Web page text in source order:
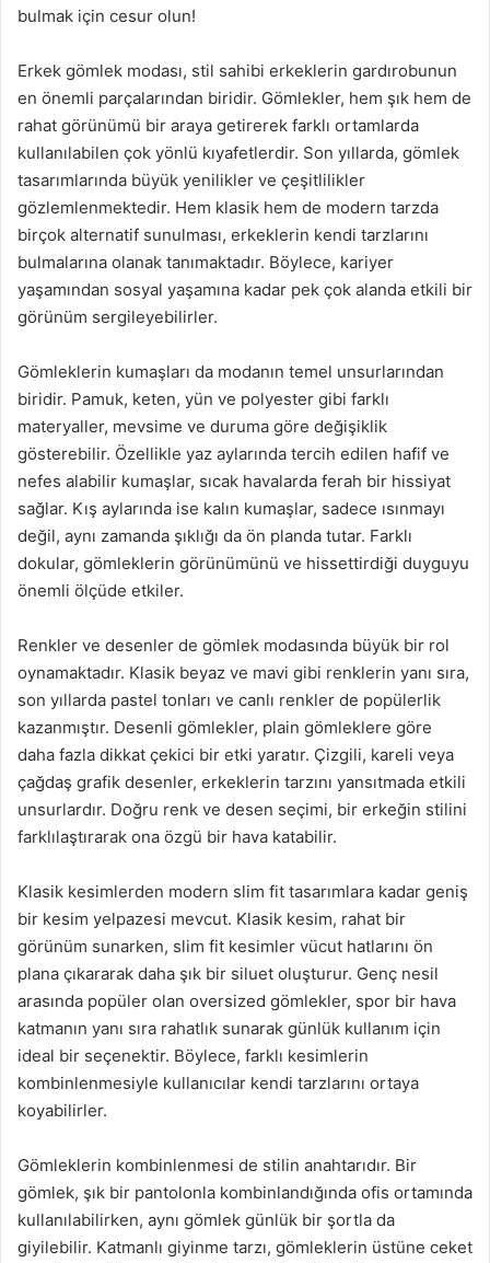
bulmak için cesur olun!
Erkek gömlek modası, stil sahibi erkeklerin gardırobunun
en önemli parçalarından biridir. Gömlekler, hem şık hem de
rahat görünümü bir araya getirerek farklı ortamlarda
kullanılabilen çok yönlü kıyafetlerdir. Son yıllarda, gömlek
tasarımlarında büyük yenilikler ve çeşitlilikler
gözlemlenmektedir. Hem klasik hem de modern tarzda
birçok alternatif sunulması, erkeklerin kendi tarzlarını
bulmalarına olanak tanımaktadır. Böylece, kariyer
yaşamından sosyal yaşamına kadar pek çok alanda etkili bir
görünüm sergileyebilirler.
Gömleklerin kumaşları da modanın temel unsurlarından
biridir. Pamuk, keten, yün ve polyester gibi farklı
materyaller, mevsime ve duruma göre değişiklik
gösterebilir. Özellikle yaz aylarında tercih edilen hafif ve
nefes alabilir kumaşlar, sıcak havalarda ferah bir hissiyat
sağlar. Kış aylarında ise kalın kumaşlar, sadece ısınmayı
değil, aynı zamanda şıklığı da ön planda tutar. Farklı
dokular, gömleklerin görünümünü ve hissettirdiği duyguyu
önemli ölçüde etkiler.
Renkler ve desenler de gömlek modasında büyük bir rol
oynamaktadır. Klasik beyaz ve mavi gibi renklerin yanı sıra,
son yıllarda pastel tonları ve canlı renkler de popülerlik
kazanmıştır. Desenli gömlekler, plain gömleklere göre
daha fazla dikkat çekici bir etki yaratır. Çizgili, kareli veya
çağdaş grafik desenler, erkeklerin tarzını yansıtmada etkili
unsurlardır. Doğru renk ve desen seçimi, bir erkeğin stilini
farklılaştırarak ona özgü bir hava katabilir.
Klasik kesimlerden modern slim fit tasarımlara kadar geniş
bir kesim yelpazesi mevcut. Klasik kesim, rahat bir
görünüm sunarken, slim fit kesimler vücut hatlarını ön
plana çıkararak daha şık bir siluet oluşturur. Genç nesil
arasında popüler olan oversized gömlekler, spor bir hava
katmanın yanı sıra rahatlık sunarak günlük kullanım için
ideal bir seçenektir. Böylece, farklı kesimlerin
kombinlenmesiyle kullanıcılar kendi tarzlarını ortaya
koyabilirler.
Gömleklerin kombinlenmesi de stilin anahtarıdır. Bir
gömlek, şık bir pantolonla kombinlandığında ofis ortamında
kullanılabilirken, aynı gömlek günlük bir şortla da
giyilebilir. Katmanlı giyinme tarzı, gömleklerin üstüne ceket